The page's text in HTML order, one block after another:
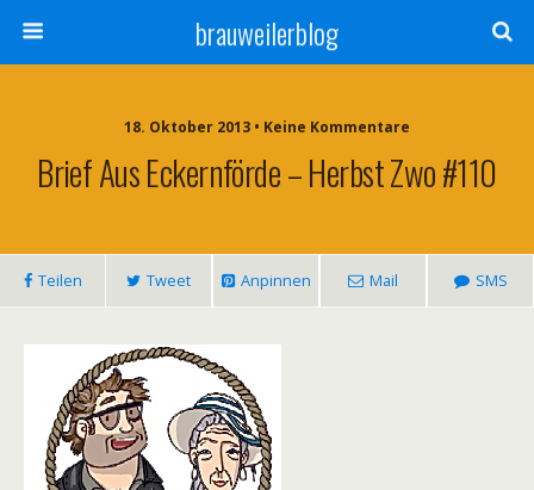
brauweilerblog
18. Oktober 2013 • Keine Kommentare
Brief Aus Eckernförde – Herbst Zwo #110
Teilen Tweet Anpinnen Mail SMS